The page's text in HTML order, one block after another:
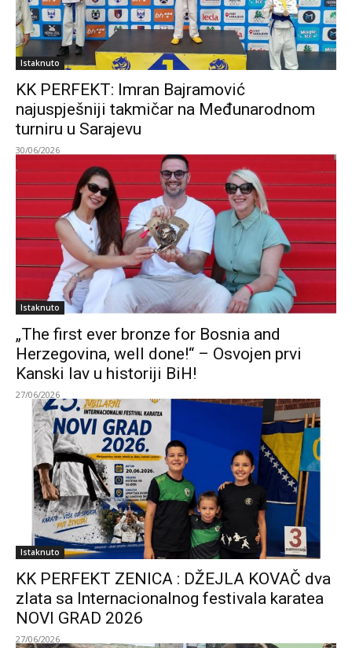
Istaknuto
KK PERFEKT: Imran Bajramović
najuspješniji takmičar na Međunarodnom
turniru u Sarajevu
30/06/2026
Istaknuto
„The first ever bronze for Bosnia and
Herzegovina, well done!“ – Osvojen prvi
Kanski lav u historiji BiH!
27/06/2026
Istaknuto
KK PERFEKT ZENICA : DŽEJLA KOVAČ dva
zlata sa Internacionalnog festivala karatea
NOVI GRAD 2026
27/06/2026